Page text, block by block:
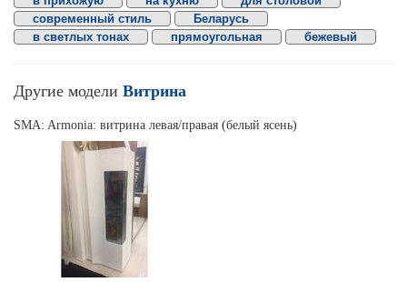
современный стиль
Беларусь
в светлых тонах
прямоугольная бежевый
Другие модели Витрина
SMA: Armonia: витрина левая/правая (белый ясень)